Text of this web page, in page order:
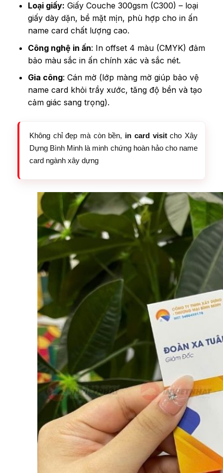
Loại giấy: Giấy Couche 300gsm (C300) – loại
giấy dày dặn, bề mặt mịn, phù hợp cho in ấn
name card chất lượng cao.
Công nghệ in ấn: In offset 4 màu (CMYK) đảm
bảo màu sắc in ấn chính xác và sắc nét.
Gia công: Cán mờ (lớp màng mờ giúp bảo vệ
name card khỏi trầy xước, tăng độ bền và tạo
cảm giác sang trọng).
Không chỉ đẹp mà còn bền, in card visitcho Xây
Dựng Bình Minh là minh chứng hoàn hảo cho name
card ngành xây dựng